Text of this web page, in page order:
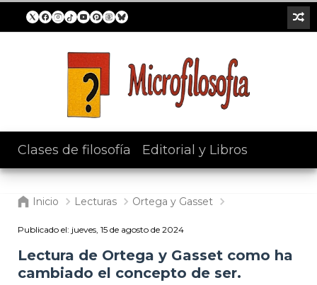
Clases de filosofía Editorial y Libros
Inicio Lecturas Ortega y Gasset
Publicado el: jueves, 15 de agosto de 2024
Lectura de Ortega y Gasset como ha
cambiado el concepto de ser.